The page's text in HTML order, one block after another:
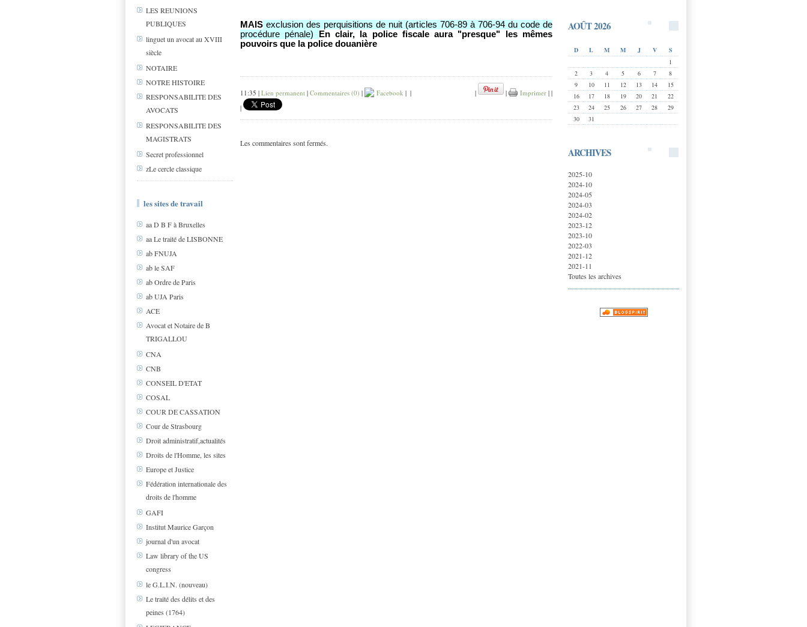
LES REUNIONS
PUBLIQUES
linguet un avocat au XVIII
siècle
NOTAIRE
NOTRE HISTOIRE
RESPONSABILITE DES
AVOCATS
RESPONSABILITE DES
MAGISTRATS
Secret professionnel
zLe cercle classique
les sites de travail
aa D B F à Bruxelles
aa Le traité de LISBONNE
ab FNUJA
ab le SAF
ab Ordre de Paris
ab UJA Paris
ACE
Avocat et Notaire de B
TRIGALLOU
CNA
CNB
CONSEIL D'ETAT
COSAL
COUR DE CASSATION
Cour de Strasbourg
Droit administratif,actualités
Droits de l'Homme, les sites
Europe et Justice
Fédération internationale des
droits de l'homme
GAFI
Institut Maurice Garçon
journal d'un avocat
Law library of the US
congress
le G.L.I.N. (nouveau)
Le traité des délits et des
peines (1764)
AOÛT 2026
D L M M J V
S
1
2
3 4 5 6 7
8
9
10 11 12 13 14
15
16
17 18 19 20 21
22
23
24 25 26 27 28
29
30
31
ARCHIVES
2025-10
2024-10
2024-05
2024-03
2024-02
2023-12
2023-10
2022-03
2021-12
2021-11
Toutes les archives
MAIS exclusion des perquisitions de nuit (articles 706-89 à 706-94 du code de
procédure pénale)
En clair, la police fiscale aura "presque" les mêmes
pouvoirs que la police douanière
11:35 | Lien permanent | Commentaires (0) | Facebook | | | | Imprimer | |
|
Les commentaires sont fermés.